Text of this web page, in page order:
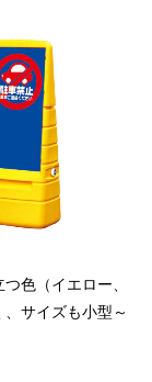
色（イエロー、
サイズも小型～